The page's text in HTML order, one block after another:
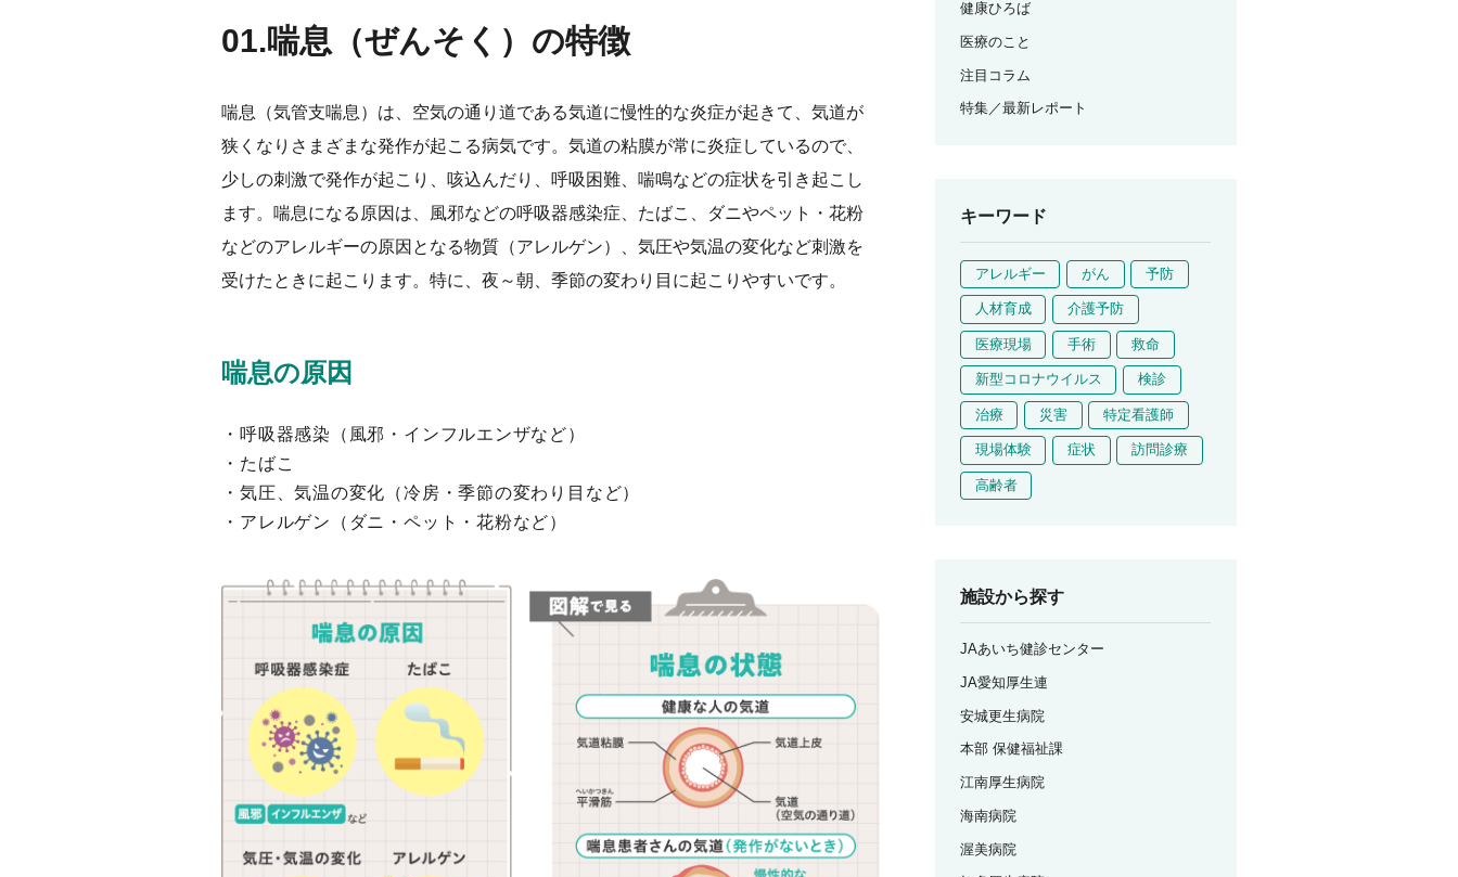
01.喘息（ぜんそく）の特徴
喘息（気管支喘息）は、空気の通り道である気道に慢性的な炎症が起きて、気道が
狭くなりさまざまな発作が起こる病気です。気道の粘膜が常に炎症しているので、
少しの刺激で発作が起こり、咳込んだり、呼吸困難、喘鳴などの症状を引き起こし
ます。喘息になる原因は、風邪などの呼吸器感染症、たばこ、ダニやペット・花粉
などのアレルギーの原因となる物質（アレルゲン）、気圧や気温の変化など刺激を
受けたときに起こります。特に、夜～朝、季節の変わり目に起こりやすいです。
喘息の原因
呼吸器感染（風邪・インフルエンザなど）
たばこ
気圧、気温の変化（冷房・季節の変わり目など）
アレルゲン（ダニ・ペット・花粉など）
健康ひろば
医療のこと
注目コラム
特集／最新レポート
キーワード
アレルギー がん 予防
人材育成 介護予防
医療現場 手術 救命
新型コロナウイルス 検診
治療 災害 特定看護師
現場体験 症状 訪問診療
高齢者
施設から探す
JAあいち健診センター
JA愛知厚生連
安城更生病院
本部 保健福祉課
江南厚生病院
海南病院
渥美病院